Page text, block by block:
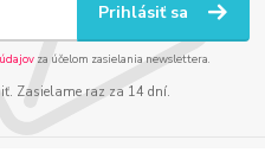
Prihlásiť sa
za účelom zasielania newslettera.
Zasielame raz za 14 dní.